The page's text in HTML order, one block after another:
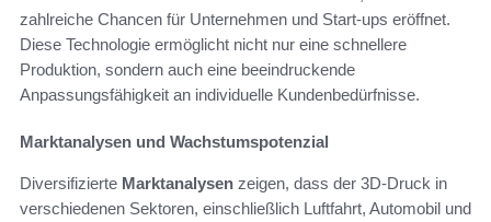
zahlreiche Chancen für Unternehmen und Start-ups eröffnet.
Diese Technologie ermöglicht nicht nur eine schnellere
Produktion, sondern auch eine beeindruckende
Anpassungsfähigkeit an individuelle Kundenbedürfnisse.
Marktanalysen und Wachstumspotenzial
Diversifizierte Marktanalysen zeigen, dass der 3D-Druck in
verschiedenen Sektoren, einschließlich Luftfahrt, Automobil und